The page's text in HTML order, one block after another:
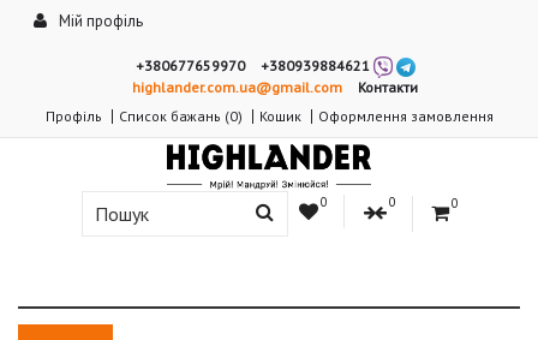
Мій профіль
+380677659970
+380939884621
highlander.com.ua@gmail.com
Контакти
Профіль
Список бажань (0) Кошик Оформлення замовлення
0 0 0